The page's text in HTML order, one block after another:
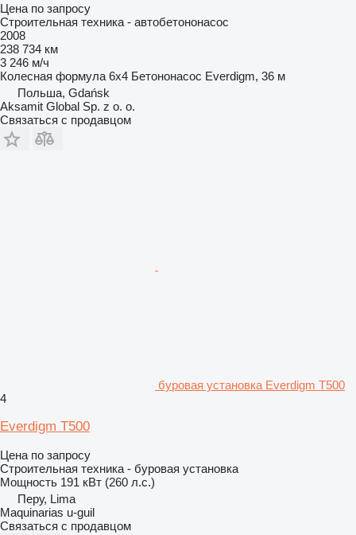
Цена по запросу
Строительная техника - автобетононасос
2008
238 734 км
3 246 м/ч
Колесная формула 6x4 Бетононасос Everdigm, 36 м
Польша, Gdańsk
Aksamit Global Sp. z o. o.
Связаться с продавцом
буровая установка Everdigm T500
4
Everdigm T500
Цена по запросу
Строительная техника - буровая установка
Мощность 191 кВт (260 л.с.)
Перу, Lima
Maquinarias u-guil
Связаться с продавцом